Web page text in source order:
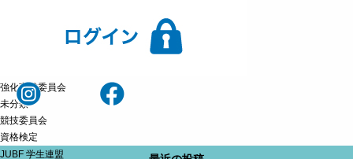
JUBF 学生連盟
強化育成委員会
未分類
競技委員会
資格検定